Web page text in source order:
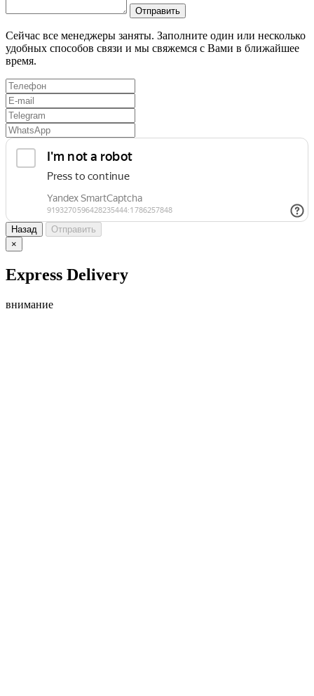
Отправить
Сейчас все менеджеры заняты. Заполните один или несколько
удобных способов связи и мы свяжемся с Вами в ближайшее
время.
Назад
Отправить
×
Express Delivery
внимание